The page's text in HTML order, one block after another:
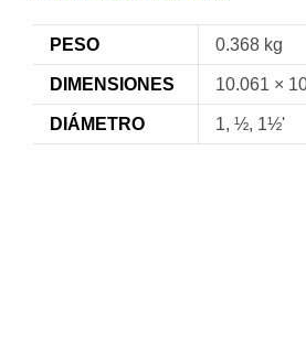
PESO 0.368 kg
DIMENSIONES 10.061 ×
DIÁMETRO 1, ½, 1½'